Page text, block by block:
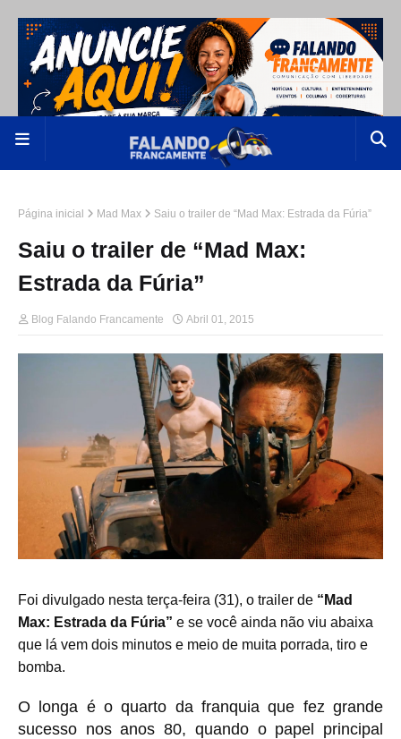
Página inicial Mad Max Saiu o trailer de “Mad Max: Estrada da Fúria”
Saiu o trailer de “Mad Max:
Estrada da Fúria”
Blog Falando Francamente Abril 01, 2015
Foi divulgado nesta terça-feira (31), o trailer de “Mad
Max: Estrada da Fúria” e se você ainda não viu abaixa
que lá vem dois minutos e meio de muita porrada, tiro e
bomba.
O longa é o quarto da franquia que fez grande
sucesso nos anos 80, quando o papel principal